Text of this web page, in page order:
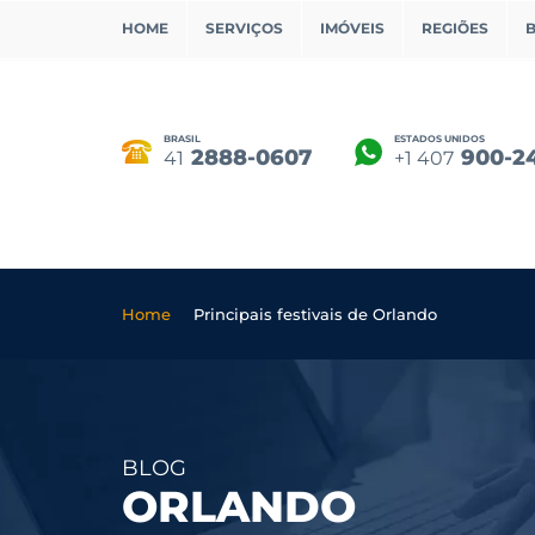
HOME SERVIÇOS IMÓVEIS REGIÕES
BRASIL
41 2888-0607
ESTADOS UNIDOS
+1 407 900-
Home Principais festivais de Orlando
BLOG
ORLANDO